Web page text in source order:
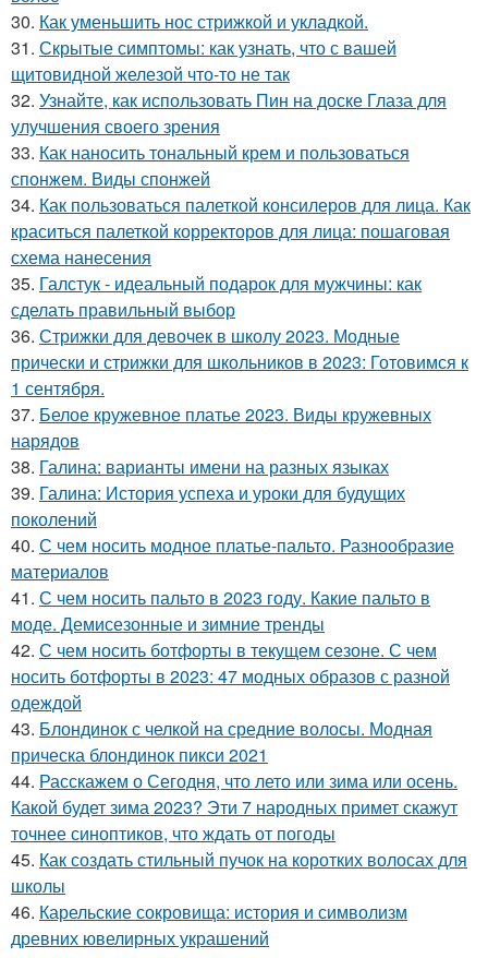
30. Как уменьшить нос стрижкой и укладкой.
31. Скрытые симптомы: как узнать, что с вашей
щитовидной железой что-то не так
32. Узнайте, как использовать Пин на доске Глаза для
улучшения своего зрения
33. Как наносить тональный крем и пользоваться
спонжем. Виды спонжей
34. Как пользоваться палеткой консилеров для лица. Как
краситься палеткой корректоров для лица: пошаговая
схема нанесения
35. Галстук - идеальный подарок для мужчины: как
сделать правильный выбор
36. Стрижки для девочек в школу 2023. Модные
прически и стрижки для школьников в 2023: Готовимся к
1 сентября.
37. Белое кружевное платье 2023. Виды кружевных
нарядов
38. Галина: варианты имени на разных языках
39. Галина: История успеха и уроки для будущих
поколений
40. С чем носить модное платье-пальто. Разнообразие
материалов
41. С чем носить пальто в 2023 году. Какие пальто в
моде. Демисезонные и зимние тренды
42. С чем носить ботфорты в текущем сезоне. С чем
носить ботфорты в 2023: 47 модных образов с разной
одеждой
43. Блондинок с челкой на средние волосы. Модная
прическа блондинок пикси 2021
44. Расскажем о Сегодня, что лето или зима или осень.
Какой будет зима 2023? Эти 7 народных примет скажут
точнее синоптиков, что ждать от погоды
45. Как создать стильный пучок на коротких волосах для
школы
46. Карельские сокровища: история и символизм
древних ювелирных украшений